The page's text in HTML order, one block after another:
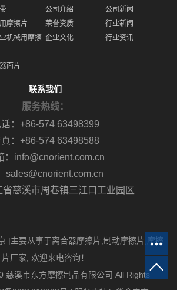
摩擦片
机械用摩擦
面片
公司介绍
荣誉资质
企业文化
公司新闻
行业新闻
行业资讯
联系我们
服务热线：
话：+86-574 63498399
：+86-574 63498588
：info@cnorient.com.cn
慈溪市周巷镇三江口工业园区
|主要从事于离合器摩擦片 制动摩擦片 摩擦
片厂家 , 欢迎来电咨询！
慈溪市东方摩擦制品有限公司 All Rights